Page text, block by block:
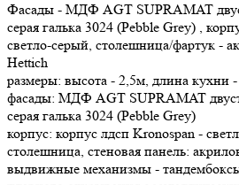
Фасады - МДФ AGT SUPRAMAT
серая галька 3024 (Pebble Grey) ,
светло-серый, столешница/фартук -
Hettich
размеры: высота - 2,5м, длина кухни
фасады: МДФ AGT SUPRAMAT
серая галька 3024 (Pebble Grey)
корпус: корпус лдсп Kronospan -
столешница, стеновая панель:
выдвижные механизмы -